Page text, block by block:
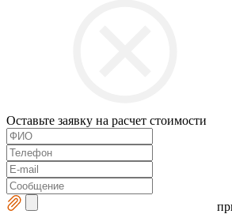
Оставьте заявку на расчет стоимости